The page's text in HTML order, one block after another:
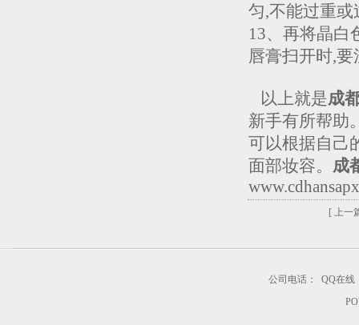
匀,不能过重或
13、再将晶白
唇膏扫开时,
以上就是成
新手有所帮助
可以根据自己
面部妆容。 成
[ 上一
公司电话：
QQ在线